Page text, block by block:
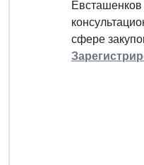
Евсташенков
сфере